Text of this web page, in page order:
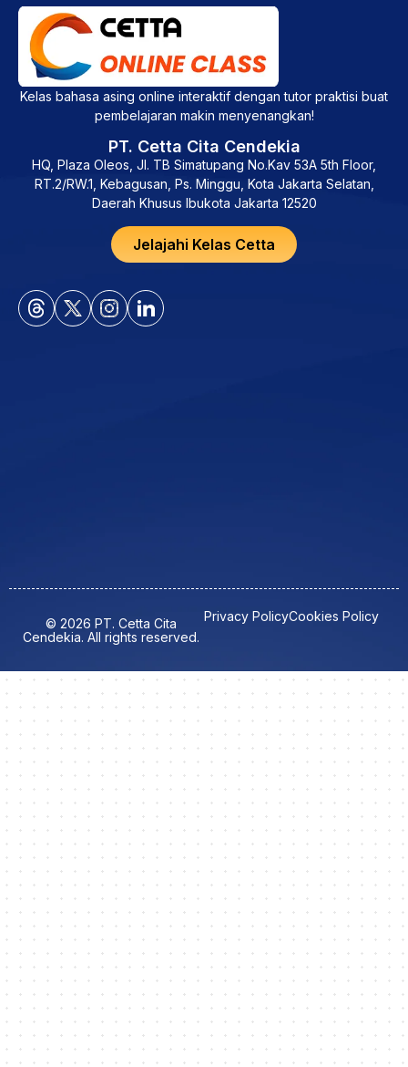
Kelas bahasa asing online interaktif dengan tutor praktisi buat
pembelajaran makin menyenangkan!
PT. Cetta Cita Cendekia
HQ, Plaza Oleos, Jl. TB Simatupang No.Kav 53A 5th Floor,
RT.2/RW.1, Kebagusan, Ps. Minggu, Kota Jakarta Selatan,
Daerah Khusus Ibukota Jakarta 12520
Jelajahi Kelas Cetta
© 2026 PT. Cetta Cita
Cendekia. All rights reserved.
Privacy PolicyCookies Policy